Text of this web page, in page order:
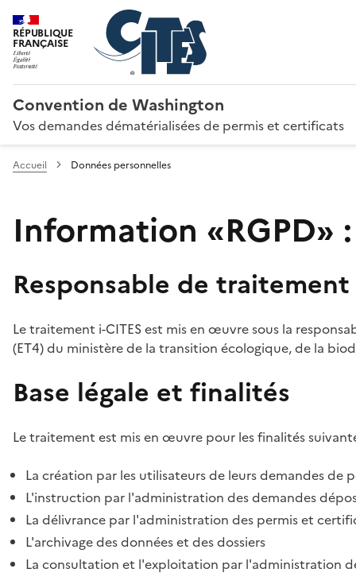
RÉPUBLIQUE
FRANÇAISE
Convention de Washington
Vos demandes dématérialisées de permis et certificats
Accueil Données personnelles
Information «RGPD»
Responsable de traitement
Le traitement i-CITES est mis en œuvre sous la
(ET4) du ministère de la transition écologique, de la
Base légale et finalités
Le traitement est mis en œuvre pour les finalités
La création par les utilisateurs de leurs demandes
L'instruction par l'administration des demandes
La délivrance par l'administration des permis et
L'archivage des données et des dossiers
La consultation et l'exploitation par l'administration